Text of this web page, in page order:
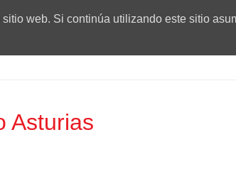
Asturias
web. Si continúa utilizando este sitio